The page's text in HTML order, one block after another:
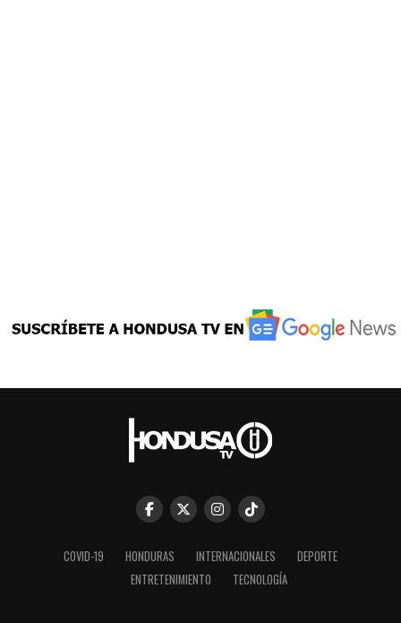
COVID-19 HONDURAS INTERNACIONALES
DEPORTE
ENTRETENIMIENTO
TECNOLOGÍA